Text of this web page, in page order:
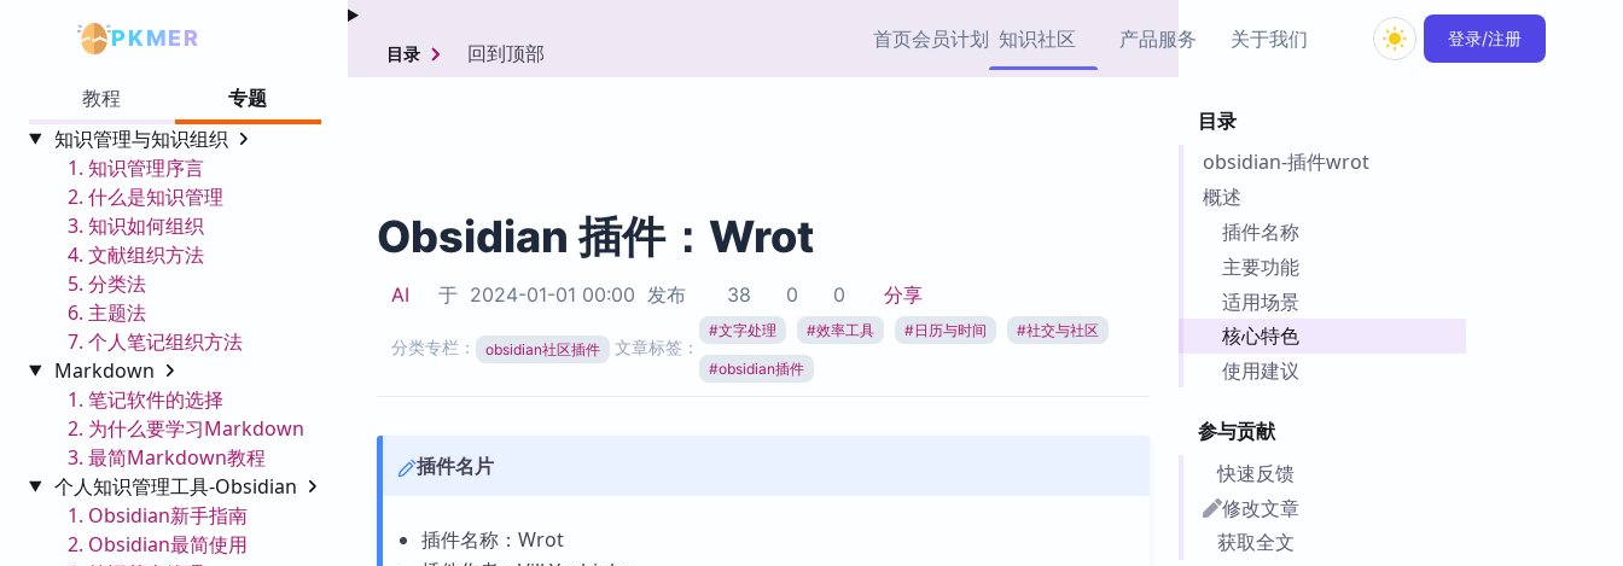
PKMER 首页会员计划 知识社区
热门链接 Top5
产品服务
加速访问 Obsidian 官方
市场
Zotero 插件
插件
Obsidian 教程
关于我们 登录/注册
教程
专题
知识管理与知识组织
1. 知识管理序言
2. 什么是知识管理
3. 知识如何组织
4. 文献组织方法
5. 分类法
6. 主题法
7. 个人笔记组织方法
Markdown
1. 笔记软件的选择
2. 为什么要学习Markdown
3. 最简Markdown教程
个人知识管理工具-Obsidian
1. Obsidian新手指南
2. Obsidian最简使用
目录
obsidian-插件wrot
概述
插件名称
主要功能
适用场景
核心特色
使用建议
参与贡献
快速反馈
修改文章
获取全文
目录 回到顶部
Obsidian 插件：Wrot
AI 于 2024-01-01 00:00 发布 38 0 0 分享
分类专栏： obsidian社区插件 文章标签：
#文字处理 #效率工具 #日历与时间 #社交与社区
#obsidian插件
插件名片
插件名称：Wrot